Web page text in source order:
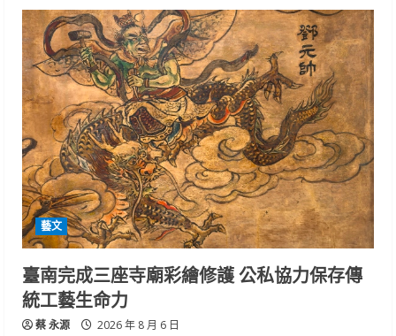
藝文
臺南完成三座寺廟彩繪修護 公私協力保存傳
統工藝生命力
蔡 永源 2026 年 8 月 6 日